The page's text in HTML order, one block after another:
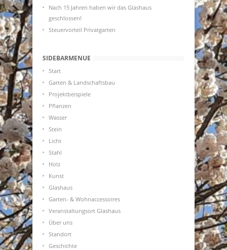
Nach 15 Jahren haben wir das Glashaus
geschlossen!
Steuervorteil Privatgarten
SIDEBARMENUE
Start
Garten & Landschaftsbau
Projektbeispiele
Pflanzen
Wasser
Stein
Licht
Stahl
Holz
Kunst
Glashaus
Garten- & Wohnaccessoires
Veranstaltungsort Glashaus
Über uns
Standort
Geschichte